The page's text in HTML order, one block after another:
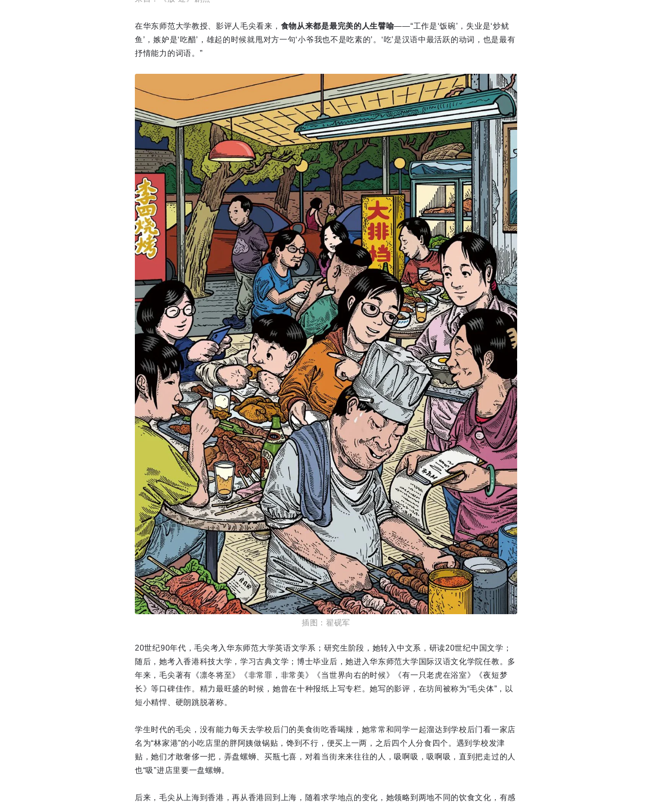
在华东师范大学教授、影评人毛尖看来， 食物从来都是最完美的人生譬喻——“工作是‘饭碗’，失业是‘炒鱿
鱼’，嫉妒是‘吃醋’，雄起的时候就甩对方一句‘小爷我也不是吃素的’。‘吃’是汉语中最活跃的动词，也是最有
抒情能力的词语。”
插图：翟砚军
20世纪90年代，毛尖考入华东师范大学英语文学系；研究生阶段，她转入中文系，研读20世纪中国文学；
随后，她考入香港科技大学，学习古典文学；博士毕业后，她进入华东师范大学国际汉语文化学院任教。多
年来，毛尖著有《凛冬将至》《非常罪，非常美》《当世界向右的时候》《有一只老虎在浴室》《夜短梦
长》等口碑佳作。精力最旺盛的时候，她曾在十种报纸上写专栏。她写的影评，在坊间被称为“毛尖体”，以
短小精悍、硬朗跳脱著称。
学生时代的毛尖，没有能力每天去学校后门的美食街吃香喝辣，她常常和同学一起溜达到学校后门看一家店
名为“林家港”的小吃店里的胖阿姨做锅贴，馋到不行，便买上一两，之后四个人分食四个。遇到学校发津
贴，她们才敢奢侈一把，弄盘螺蛳、买瓶七喜，对着当街来来往往的人，吸啊吸，吸啊吸，直到把走过的人
也“吸”进店里要一盘螺蛳。
后来，毛尖从上海到香港，再从香港回到上海，随着求学地点的变化，她领略到两地不同的饮食文化，有感